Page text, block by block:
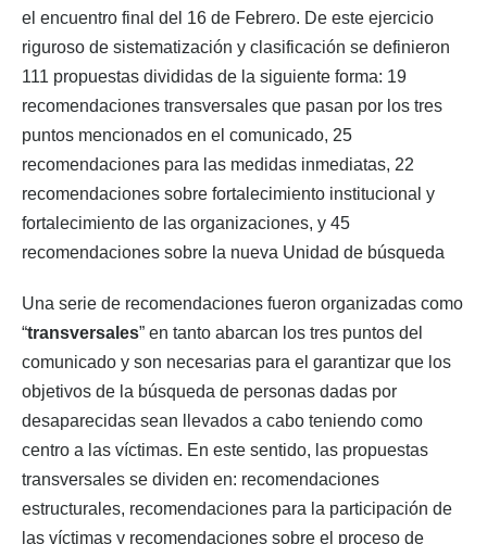
el encuentro final del 16 de Febrero. De este ejercicio
riguroso de sistematización y clasificación se definieron
111 propuestas divididas de la siguiente forma: 19
recomendaciones transversales que pasan por los tres
puntos mencionados en el comunicado, 25
recomendaciones para las medidas inmediatas, 22
recomendaciones sobre fortalecimiento institucional y
fortalecimiento de las organizaciones, y 45
recomendaciones sobre la nueva Unidad de búsqueda
Una serie de recomendaciones fueron organizadas como
“transversales” en tanto abarcan los tres puntos del
comunicado y son necesarias para el garantizar que los
objetivos de la búsqueda de personas dadas por
desaparecidas sean llevados a cabo teniendo como
centro a las víctimas. En este sentido, las propuestas
transversales se dividen en: recomendaciones
estructurales, recomendaciones para la participación de
las víctimas y recomendaciones sobre el proceso de